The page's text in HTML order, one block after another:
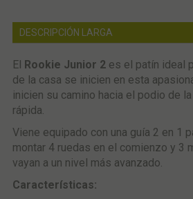
DESCRIPCIÓN LARGA
El Rookie Junior 2es el patín ideal
de la casa se inicien en esta
inicien su camino hacia el podio de
rápida.
Viene equipado con una guía 2 en 1
montar 4 ruedas en el comienzo y 3
vayan a un nivel más avanzado.
Características: